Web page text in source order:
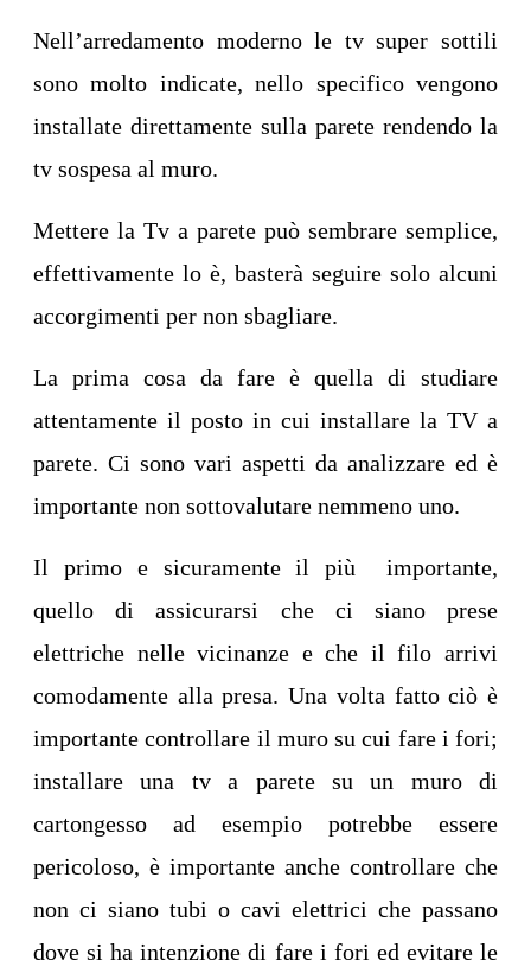
Nell’arredamento moderno le tv super sottili
sono molto indicate, nello specifico vengono
installate direttamente sulla parete rendendo la
tv sospesa al muro.
Mettere la Tv a parete può sembrare semplice,
effettivamente lo è, basterà seguire solo alcuni
accorgimenti per non sbagliare.
La prima cosa da fare è quella di studiare
attentamente il posto in cui installare la TV a
parete. Ci sono vari aspetti da analizzare ed è
importante non sottovalutare nemmeno uno.
Il primo e sicuramente il più importante,
quello di assicurarsi che ci siano prese
elettriche nelle vicinanze e che il filo arrivi
comodamente alla presa. Una volta fatto ciò è
importante controllare il muro su cui fare i fori;
installare una tv a parete su un muro di
cartongesso ad esempio potrebbe essere
pericoloso, è importante anche controllare che
non ci siano tubi o cavi elettrici che passano
dove si ha intenzione di fare i fori ed evitare le